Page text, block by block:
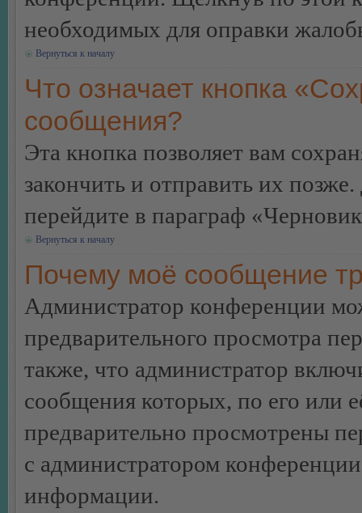
необходимых для оправки
Вернуться к началу
Что означает кнопка
сообщения?
Эта кнопка позволяет вам
закончить и отправить их
перейдите в параграф
Вернуться к началу
Почему моё сообщение
Администратор конференции
предварительного просмотра
также, что администратор
сообщения которых, по его или
предварительно просмотрены
с администратором
информации.